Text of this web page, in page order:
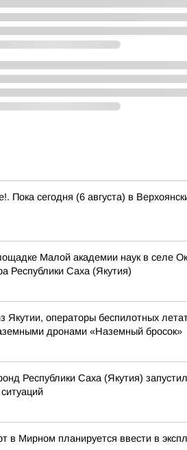
Пока сегодня (6 августа) в
Малой академии наук в селе
Республики Саха (Якутия)
Якутии, операторы беспилотных
дронами «Наземный бросок»
Республики Саха (Якутия)
в Мирном планируется ввести в